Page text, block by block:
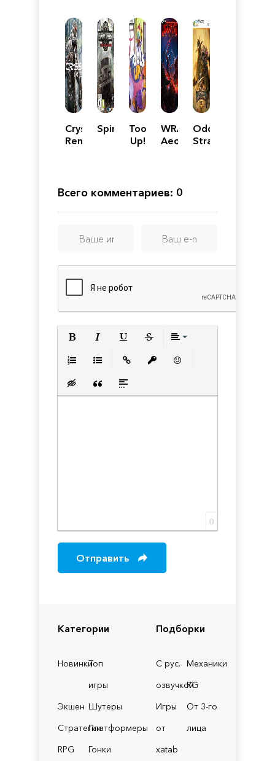
Категории
НовинкиТоп
игры
Экшен Шутеры
СтратегииПлатформеры
RPG
Гонки
Подборки
С рус.
озвучкой
Механики
RG
Игры
от
xatab
От 3-го
лица
Crysis:
Remastered
SpintiresTools
Up!
WRATH:
Aeon
Oddworld:
Stranger's
Всего комментариев: 0
Вставка скрытого текста
Вставка цитаты
Вставка спойлера
0
Отправить